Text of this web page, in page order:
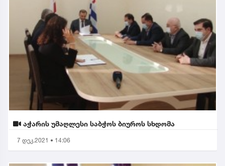
აჭარის უმაღლესი საბჭოს ბიუროს სხდომა
7 დეკ.2021 • 14:06